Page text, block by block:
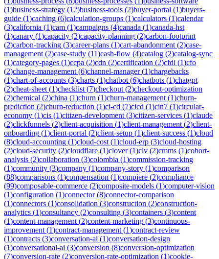
(1)business-strategy (12)business-tools (2)buyer-portal (1)buyers-
guide (1)caching (6)calculation-groups (1)calculators (1)calendar
(3)california (1)cam (1)campaigns (4)canada (1)canada-hst
(1)canary (1)capacity (2)capacity-planning (2)carbon-footprint
(2)carbon-tracking (3)career-plans (1)cart-abandonment (2)case-
management (2)case-study (11)cash-flow (4)catalog (2)catalog-sync
(1)category-pages (1)ccpa (2)cdn (2)certification (2)cfdi (1)cfo
(2)change-management (6)channel-manager(1)chargebacks
(1)chart-of-accounts (3)charts (1)chatbot (6)chatbots (1)chatgpt
(2)cheat-sheet (1)checklist (7)checkout (2)checkout-optimization
(2)chemical (2)china (1)churn (1)churn-management (1)churn-
prediction (2)churn-reduction (1)ci-cd (7)cicd (1)cin7 (1)circular-
economy (1)cis (1)citizen-development (3)citizen-services (1)claude
(2)clickfunnels (2)client-acquisition (1)client-management (2)client-
onboarding (1)client-portal (2)client-setup (1)client-success (1)cloud
(8)cloud-accounting (1)cloud-cost (1)cloud-erp (3)cloud-hosting
(2)cloud-security (2)cloudflare (1)clover(1)clv (2)cmms (1)cohort-
analysis (2)collaboration (3)colombia (1)commission-tracking
(1)community (3)company (1)company-story (1)comparison
(88)comparisons (1)compensation (1)compiere (2)compliance
(99)composable-commerce (2)composite-models (1)computer-vision
(1)configuration (1)connector(8)connector-comparison
(1)connectors (1)consolidation (3)construction (2)construction-
analytics (1)consultancy (2)consulting (3)containers (3)content
(1)content-management (2)content-marketing (3)continuous-
improvement (1)contract-management (1)contract-review
(1)contracts (3)conversation-ai (1)conversation-design
(1)conversational-ai (3)conversion (8)conversion-optimization
(7)conversion-rate (2)conversion-rate-optimization (1)cookie-